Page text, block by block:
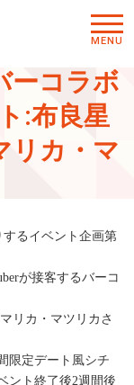
ーコラボ
:布良星
リカ・マ
るイベント企画第
が接客するバーコ
リカ・マツリカさ
限定デート風シチ
ント終了後2週間後
メニ
MENU